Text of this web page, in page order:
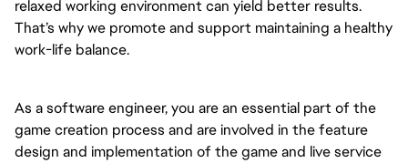
relaxed working environment can yield better results.
That’s why we promote and support maintaining a healthy
work-life balance.
As a software engineer, you are an essential part of the
game creation process and are involved in the feature
design and implementation of the game and live service